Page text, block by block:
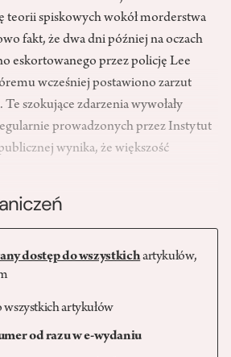
teorii spiskowych wokół morderstwa
fakt, że dwa dni później na oczach
eskortowanego przez policję Lee
wcześniej postawiono zarzut
szokujące zdarzenia wywołały
prowadzonych przez Instytut
wynika, że większość
dostęp do wszystkichartykułów,
wszystkich artykułów
od razu w e-wydaniu